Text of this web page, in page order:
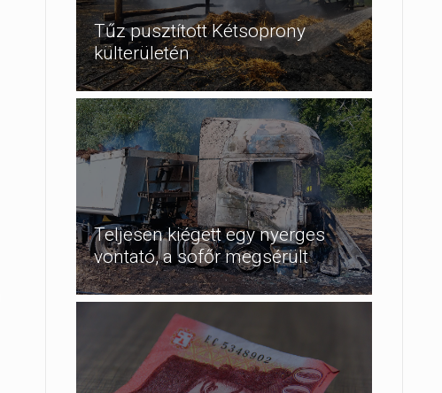
Tűz pusztított Kétsoprony
külterületén
Teljesen kiégett egy nyerges
vontató, a sofőr megsérült